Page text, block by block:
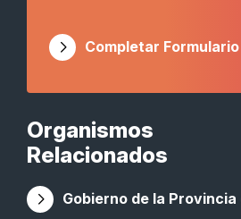
Organismos
Relacionados
Gobierno de la Provincia
Completar Formulario